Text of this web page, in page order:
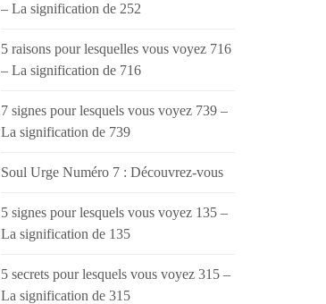
– La signification de 252
5 raisons pour lesquelles vous voyez 716
– La signification de 716
7 signes pour lesquels vous voyez 739 –
La signification de 739
Soul Urge Numéro 7 : Découvrez-vous
5 signes pour lesquels vous voyez 135 –
La signification de 135
5 secrets pour lesquels vous voyez 315 –
La signification de 315